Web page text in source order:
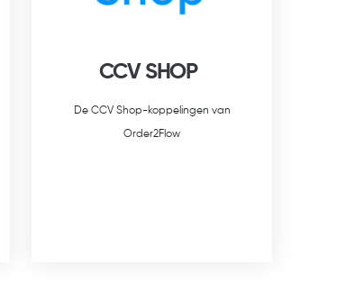
CCV SHOP
De CCV Shop-koppelingen van
Order2Flow